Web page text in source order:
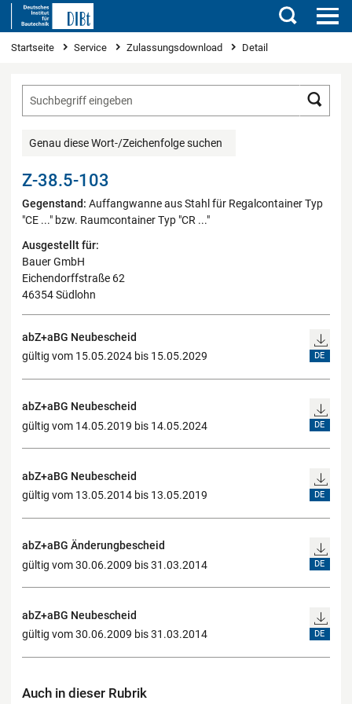
Suchen
Sie sind hier
Startseite Service Zulassungsdownload Detail
Genau diese Wort-/Zeichenfolge suchen
Z-38.5-103
Gegenstand: Auffangwanne aus Stahl für Regalcontainer Typ
"CE ..." bzw. Raumcontainer Typ "CR ..."
Ausgestellt für:
Bauer GmbH
Eichendorffstraße 62
46354 Südlohn
abZ+aBG Neubescheid
gültig vom 15.05.2024 bis 15.05.2029
DE
abZ+aBG Neubescheid
gültig vom 14.05.2019 bis 14.05.2024
DE
abZ+aBG Neubescheid
gültig vom 13.05.2014 bis 13.05.2019
DE
abZ+aBG Änderungbescheid
gültig vom 30.06.2009 bis 31.03.2014
DE
abZ+aBG Neubescheid
gültig vom 30.06.2009 bis 31.03.2014
DE
Auch in dieser Rubrik